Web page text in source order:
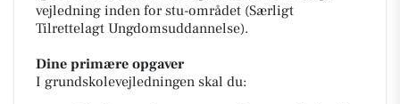
vejledning inden for stu-området (Særligt
Tilrettelagt Ungdomsuddannelse).
Dine primære opgaver
I grundskolevejledningen skal du: